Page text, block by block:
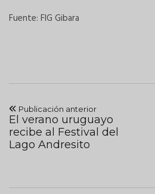
Fuente: FIG Gibara
Publicación anterior
El verano uruguayo
recibe al Festival del
Lago Andresito